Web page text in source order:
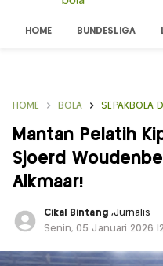
HOME BUNDESLIGA
HOME BOLA SEPAKBOLA
Mantan Pelatih
Sjoerd
Alkmaar!
Cikal Bintang ,Jurnalis
Senin, 05 Januari 2026